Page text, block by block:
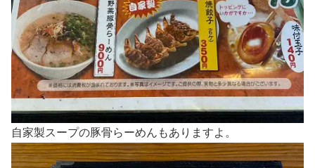
自家製スープの豚骨らーめんもありますよ。